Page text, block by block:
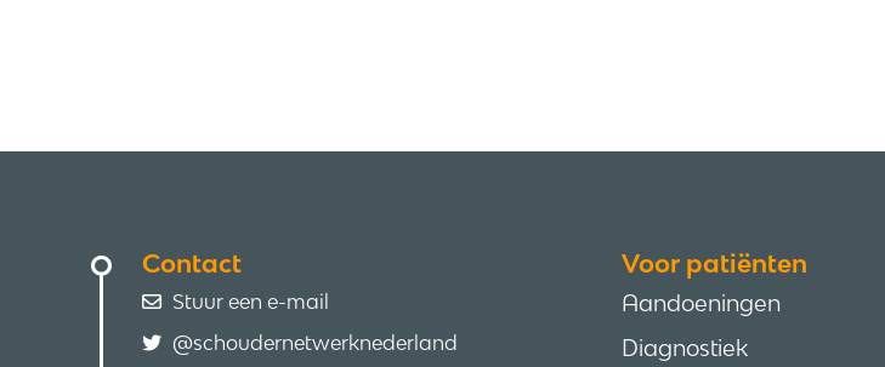
Contact
Stuur een e-mail
@schoudernetwerknederland
Voor patiënten
Aandoeningen
Diagnostiek